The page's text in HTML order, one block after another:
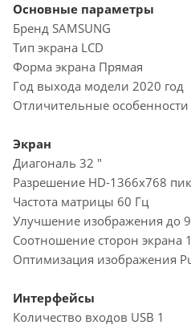
Основные параметры
Бренд SAMSUNG
Тип экрана LCD
Форма экрана Прямая
Год выхода модели 2020 год
Отличительные
Экран
Диагональ 32 "
Разрешение HD-1366x768
Частота матрицы 60 Гц
Улучшение изображения до
Соотношение сторон экрана
Оптимизация изображения
Интерфейсы
Количество входов USB 1